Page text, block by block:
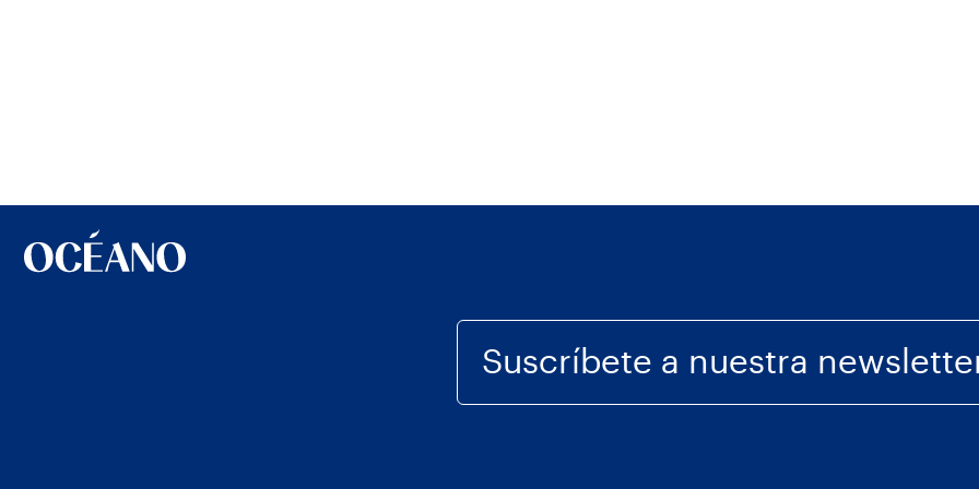
Suscríbete a nuestra